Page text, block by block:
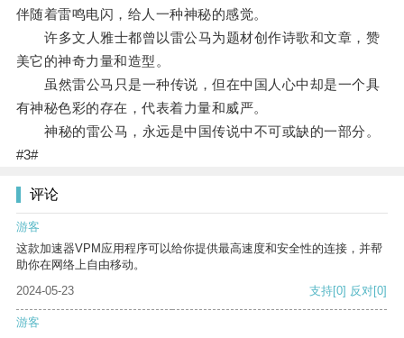
伴随着雷鸣电闪，给人一种神秘的感觉。
许多文人雅士都曾以雷公马为题材创作诗歌和文章，赞
美它的神奇力量和造型。
虽然雷公马只是一种传说，但在中国人心中却是一个具
有神秘色彩的存在，代表着力量和威严。
神秘的雷公马，永远是中国传说中不可或缺的一部分。
#3#
评论
游客
这款加速器VPM应用程序可以给你提供最高速度和安全性的连接，并帮
助你在网络上自由移动。
2024-05-23
支持[0] 反对[0]
游客